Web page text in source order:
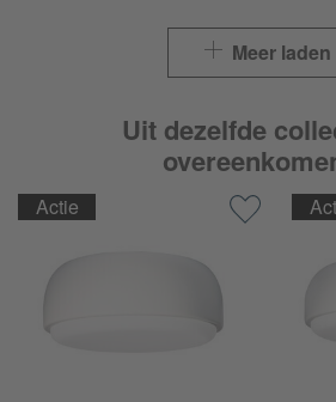
Meer laden
Uit dezelfde
Actie